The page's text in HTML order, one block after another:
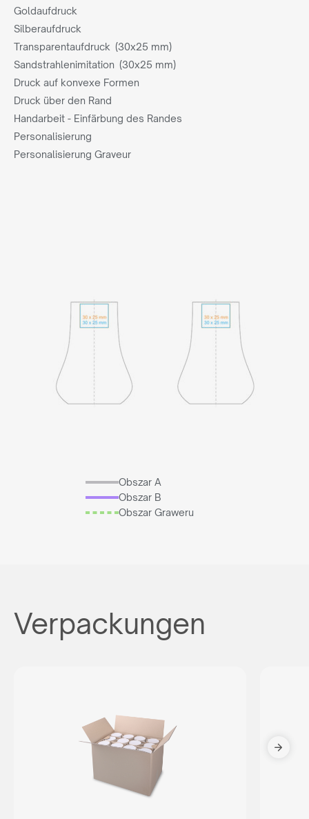
Goldaufdruck
Silberaufdruck
Transparentaufdruck (30x25 mm)
Sandstrahlenimitation (30x25 mm)
Druck auf konvexe Formen
Druck über den Rand
Handarbeit - Einfärbung des Randes
Personalisierung
Personalisierung Graveur
Obszar A
Obszar B
Obszar Graweru
Verpackungen